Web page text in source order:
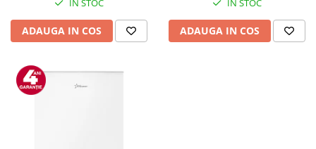
ADAUGA IN COS ADAUGA IN COS